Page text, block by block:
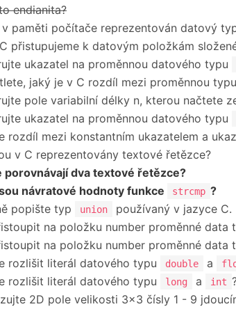
endianita?
paměti počítače reprezentován datový
přistupujeme k datovým položkám
ukazatel na proměnnou datového typu
jaký je v C rozdíl mezi proměnnou
pole variabilní délky n, kterou načtete
ukazatel na proměnnou datového typu
rozdíl mezi konstantním ukazatelem a
v C reprezentovány textové řetězce?
porovnávají dva textové řetězce?
návratové hodnoty funkce
strcmp ?
popište typ
union
používaný v jazyce C.
na položku number proměnné data
na položku number proměnné data
rozlišit literál datového typu
double a
rozlišit literál datového typu
long a int
2D pole velikosti 3×3 čísly 1 - 9